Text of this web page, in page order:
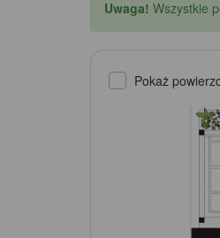
Uwaga! Wszystkie
Pokaż